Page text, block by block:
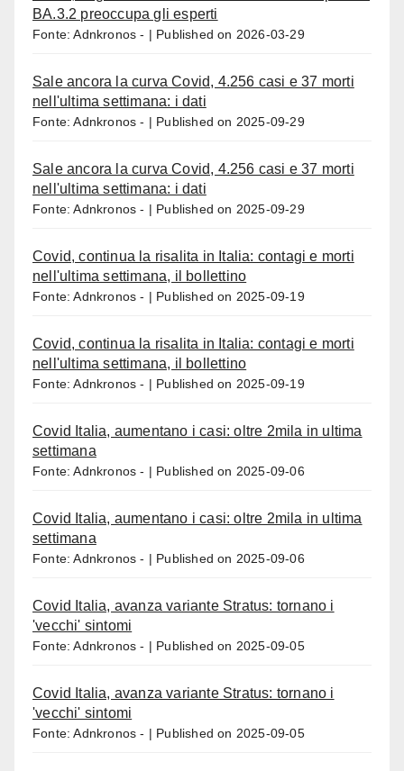
BA.3.2 preoccupa gli esperti
Fonte: Adnkronos - Published on 2026-03-29
Sale ancora la curva Covid, 4.256 casi e 37 morti
nell'ultima settimana: i dati
Fonte: Adnkronos - Published on 2025-09-29
Sale ancora la curva Covid, 4.256 casi e 37 morti
nell'ultima settimana: i dati
Fonte: Adnkronos - Published on 2025-09-29
Covid, continua la risalita in Italia: contagi e morti
nell'ultima settimana, il bollettino
Fonte: Adnkronos - Published on 2025-09-19
Covid, continua la risalita in Italia: contagi e morti
nell'ultima settimana, il bollettino
Fonte: Adnkronos - Published on 2025-09-19
Covid Italia, aumentano i casi: oltre 2mila in ultima
settimana
Fonte: Adnkronos - Published on 2025-09-06
Covid Italia, aumentano i casi: oltre 2mila in ultima
settimana
Fonte: Adnkronos - Published on 2025-09-06
Covid Italia, avanza variante Stratus: tornano i
'vecchi' sintomi
Fonte: Adnkronos - Published on 2025-09-05
Covid Italia, avanza variante Stratus: tornano i
'vecchi' sintomi
Fonte: Adnkronos - Published on 2025-09-05